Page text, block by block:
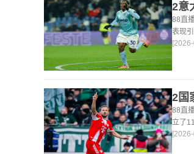
88直
表现
后，
88直
立了
仍然